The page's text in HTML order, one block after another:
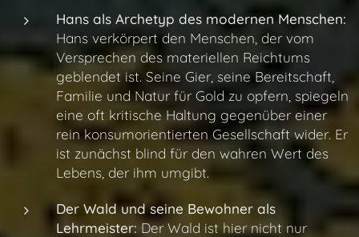
Hans als Archetyp des modernen Menschen:
Hans verkörpert den Menschen, der vom
Versprechen des materiellen Reichtums
geblendet ist. Seine Gier, seine Bereitschaft,
Familie und Natur für Gold zu opfern, spiegeln
eine oft kritische Haltung gegenüber einer
rein konsumorientierten Gesellschaft wider. Er
ist zunächst blind für den wahren Wert des
Lebens, der ihm umgibt.
Der Wald und seine Bewohner als
Lehrmeister: Der Wald ist hier nicht nur